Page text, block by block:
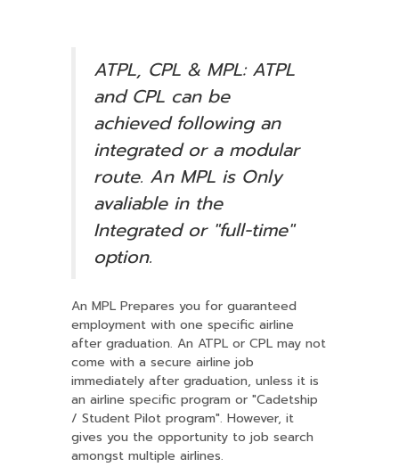
ATPL, CPL & MPL: ATPL
and CPL can be
achieved following an
integrated or a modular
route. An MPL is Only
avaliable in the
Integrated or "full-time"
option.
An MPL Prepares you for guaranteed
employment with one specific airline
after graduation. An ATPL or CPL may not
come with a secure airline job
immediately after graduation, unless it is
an airline specific program or "Cadetship
/ Student Pilot program". However, it
gives you the opportunity to job search
amongst multiple airlines.